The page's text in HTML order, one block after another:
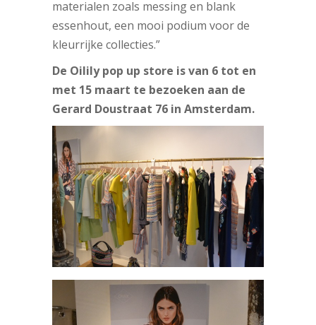
materialen zoals messing en blank
essenhout, een mooi podium voor de
kleurrijke collecties.”
De Oilily pop up store is van 6 tot en
met 15 maart te bezoeken aan de
Gerard Doustraat 76 in Amsterdam.